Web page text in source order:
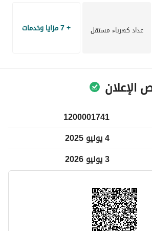
عداد كهرباء مستقل + 7 مزايا وخدمات
الإعلان
1200001741
4 يوليو 2025
3 يوليو 2026